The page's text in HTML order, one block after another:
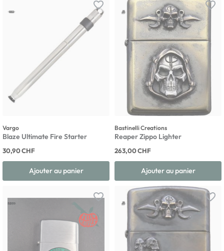
favorite_border
Vargo
Blaze Ultimate Fire Starter
30,90 CHF
Ajouter au panier
favorite_border
Bastinelli Creations
Reaper Zippo Lighter
263,00 CHF
Ajouter au panier
favorite_border favorite_border